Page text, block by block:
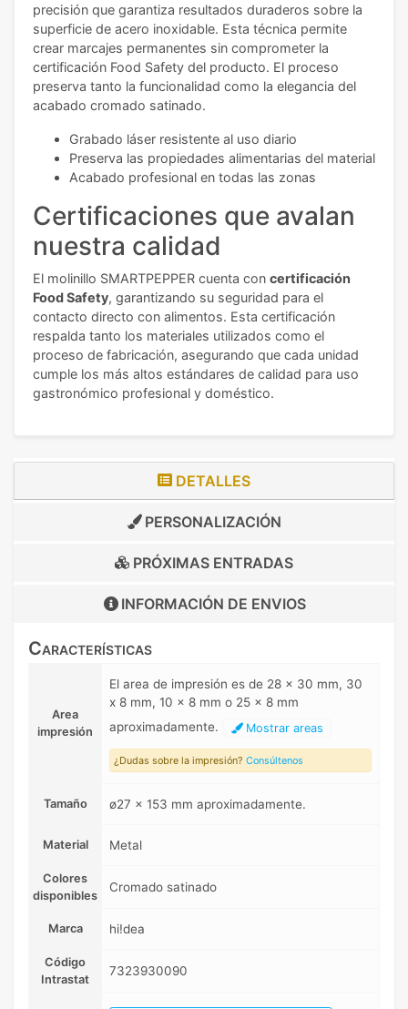
precisión que garantiza resultados duraderos sobre la
superficie de acero inoxidable. Esta técnica permite
crear marcajes permanentes sin comprometer la
certificación Food Safety del producto. El proceso
preserva tanto la funcionalidad como la elegancia del
acabado cromado satinado.
Grabado láser resistente al uso diario
Preserva las propiedades alimentarias del material
Acabado profesional en todas las zonas
Certificaciones que avalan
nuestra calidad
El molinillo SMARTPEPPER cuenta con certificación
Food Safety, garantizando su seguridad para el
contacto directo con alimentos. Esta certificación
respalda tanto los materiales utilizados como el
proceso de fabricación, asegurando que cada unidad
cumple los más altos estándares de calidad para uso
gastronómico profesional y doméstico.
DETALLES
PERSONALIZACIÓN
PRÓXIMAS ENTRADAS
INFORMACIÓN DE ENVIOS
Características
Area
impresión
El area de impresión es de 28 x 30 mm, 30
x 8 mm, 10 x 8 mm o 25 x 8 mm
aproximadamente.
Mostrar areas
¿Dudas sobre la impresión? Consúltenos
Tamaño ø27 x 153 mm aproximadamente.
Material Metal
Colores
disponibles
Cromado satinado
Marca hi!dea
Código
Intrastat
7323930090